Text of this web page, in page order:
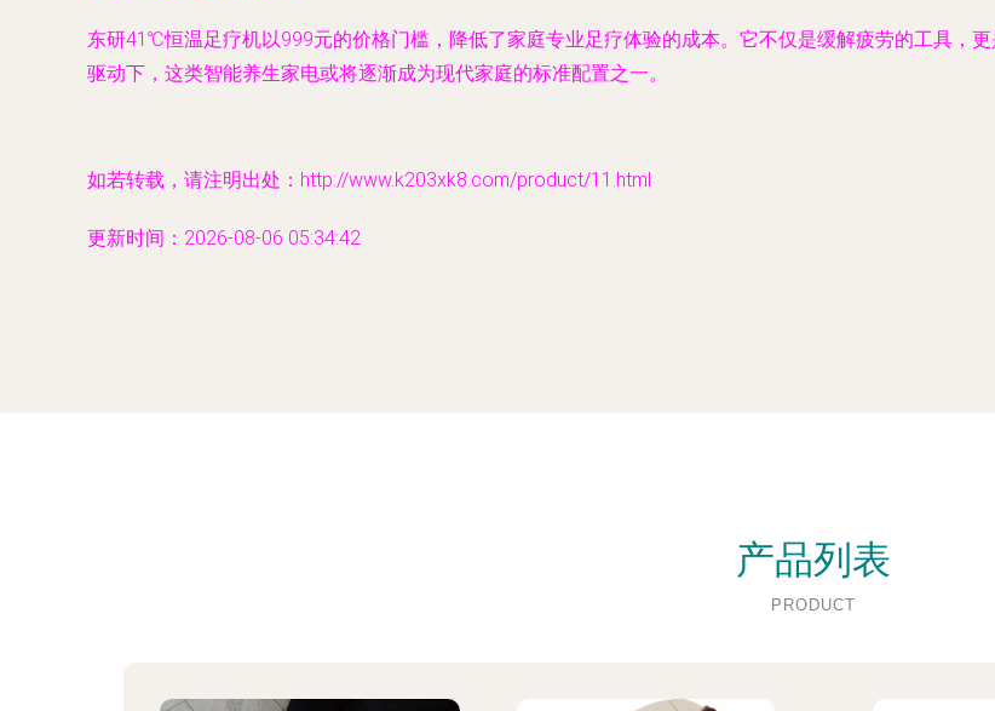
东研41℃恒温足疗机以999元的价格门槛，降低了家庭专业足疗体验的成本。它不仅是缓解疲劳的工具，
驱动下，这类智能养生家电或将逐渐成为现代家庭的标准配置之一。
如若转载，请注明出处：http://www.k203xk8.com/product/11.html
更新时间：2026-08-06 05:34:42
产品列表
PRODUCT